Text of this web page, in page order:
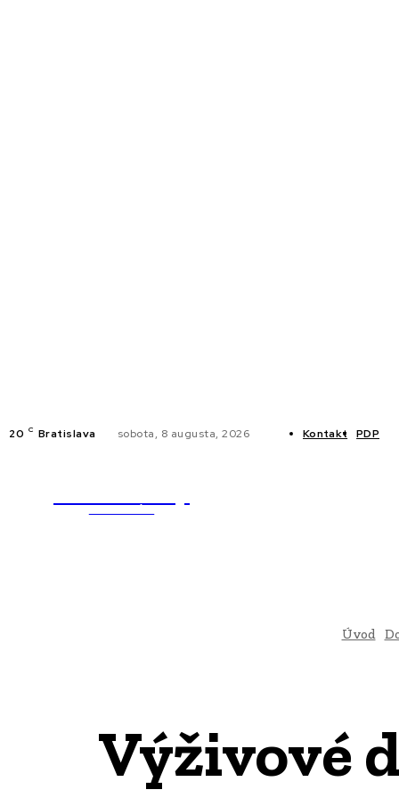
20 C Bratislava sobota, 8 augusta, 2026 Kontakt PDP
Úvod
Výživové